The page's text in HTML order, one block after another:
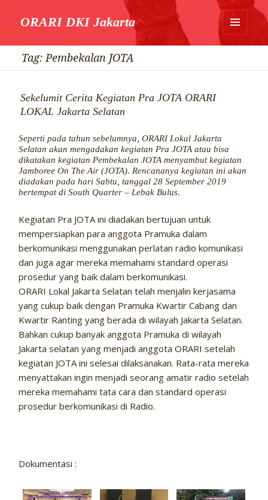
ORARI DKI Jakarta
WIDGET
Tag: Pembekalan JOTA
Sekelumit Cerita Kegiatan Pra JOTA ORARI
LOKAL Jakarta Selatan
Seperti pada tahun sebelumnya, ORARI Lokal Jakarta
Selatan akan mengadakan kegiatan Pra JOTA atau bisa
dikatakan kegiatan Pembekalan JOTA menyambut kegiatan
Jamboree On The Air (JOTA). Rencananya kegiatan ini akan
diadakan pada hari Sabtu, tanggal 28 September 2019
bertempat di South Quarter – Lebak Bulus.
Kegiatan Pra JOTA ini diadakan bertujuan untuk
mempersiapkan para anggota Pramuka dalam
berkomunikasi menggunakan perlatan radio komunikasi
dan juga agar mereka memahami standard operasi
prosedur yang baik dalam berkomunikasi.
ORARI Lokal Jakarta Selatan telah menjalin kerjasama
yang cukup baik dengan Pramuka Kwartir Cabang dan
Kwartir Ranting yang berada di wilayah Jakarta Selatan.
Bahkan cukup banyak anggota Pramuka di wilayah
Jakarta selatan yang menjadi anggota ORARI setelah
kegiatan JOTA ini selesai dilaksanakan. Rata-rata mereka
menyattakan ingin menjadi seorang amatir radio setelah
mereka memahami tata cara dan standard operasi
prosedur berkomunikasi di Radio.
Dokumentasi :